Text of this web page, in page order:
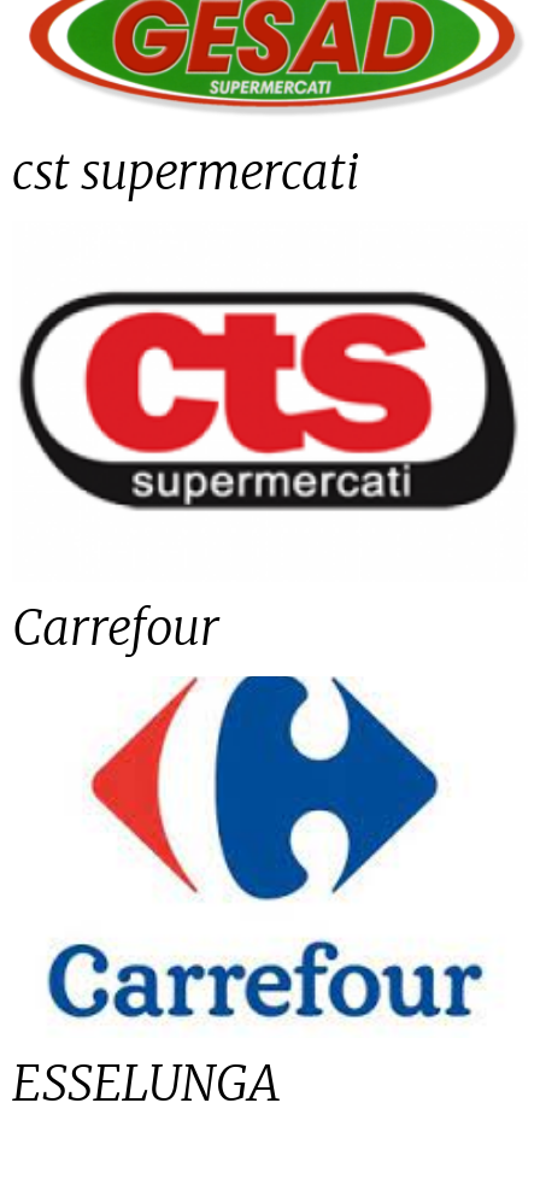
cst supermercati
Carrefour
ESSELUNGA